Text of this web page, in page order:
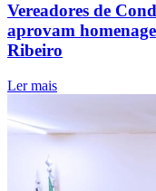
Vereadores de
aprovam
Ribeiro
Ler mais